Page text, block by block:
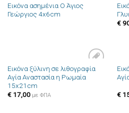
Πρόσθήκη
Εικόνα ασημένια Ο Άγιος
Γεώργιος 4x6cm
€
Πρόσθήκη
στην λίστα
Εικόνα ξύλινη σε λιθογραφία
Αγία Αναστασία η Ρωμαία
15x21cm
€17,00 με ΦΠΑ €